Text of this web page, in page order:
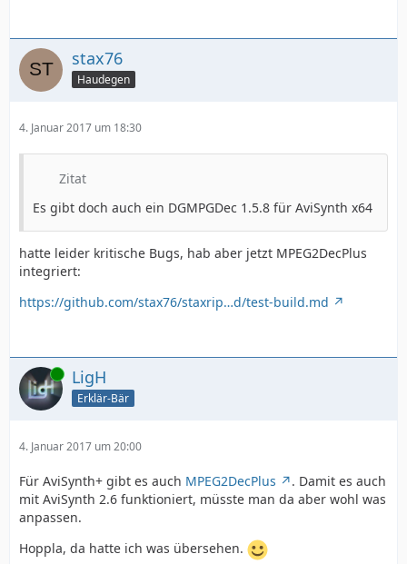
stax76
Haudegen
4. Januar 2017 um 18:30
Zitat
Es gibt doch auch ein DGMPGDec 1.5.8 für AviSynth x64
hatte leider kritische Bugs, hab aber jetzt MPEG2DecPlus
integriert:
https://github.com/stax76/staxrip…d/test-build.md
Online LigH
Erklär-Bär
4. Januar 2017 um 20:00
Für AviSynth+ gibt es auch MPEG2DecPlus
. Damit es auch
mit AviSynth 2.6 funktioniert, müsste man da aber wohl was
anpassen.
Hoppla, da hatte ich was übersehen.